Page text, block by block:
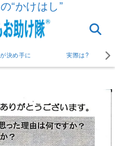
“かけはし”
決め手に 実際は?